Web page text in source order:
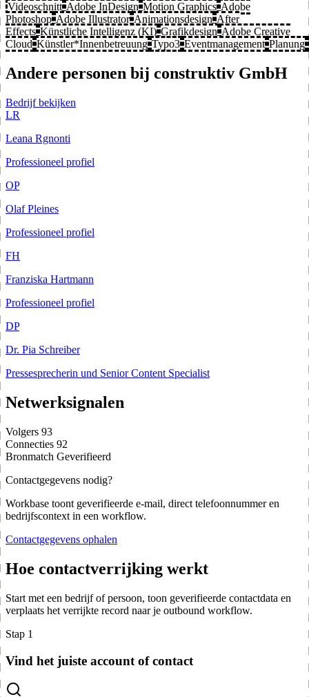
Videoschnitt Adobe InDesign Motion Graphics Adobe
Photoshop Adobe Illustrator Animationsdesign After
Effects Künstliche Intelligenz (KI) Grafikdesign Adobe Creative
Cloud Künstler*Innenbetreuung Typo3 Eventmanagement Planung
Andere personen bij construktiv GmbH
Bedrijf bekijken
LR
Leana Rgnonti
Professioneel profiel
OP
Olaf Pleines
Professioneel profiel
FH
Franziska Hartmann
Professioneel profiel
DP
Dr. Pia Schreiber
Pressesprecherin und Senior Content Specialist
Netwerksignalen
Volgers 93
Connecties 92
Bronmatch Geverifieerd
Contactgegevens nodig?
Workbase toont geverifieerde e-mail, direct telefoonnummer en
bedrijfscontext in een workflow.
Contactgegevens ophalen
Hoe contactverrijking werkt
Start met een bedrijf of persoon, toon geverifieerde contactdata en
verplaats het verrijkte record naar je outbound workflow.
Stap 1
Vind het juiste account of contact